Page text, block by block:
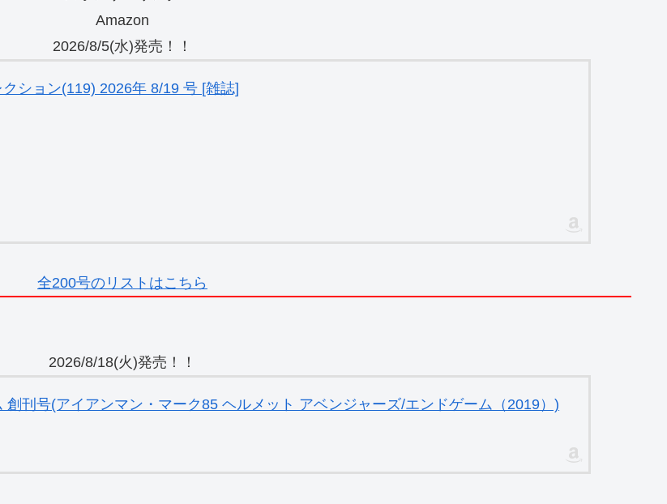
Amazon
2026/8/5(水)発売！！
ション(119) 2026年 8/19 号 [雑誌]
全200号のリストはこちら
2026/8/18(火)発売！！
刊号(アイアンマン・マーク85 ヘルメット アベンジャーズ/エンドゲーム（2019）)